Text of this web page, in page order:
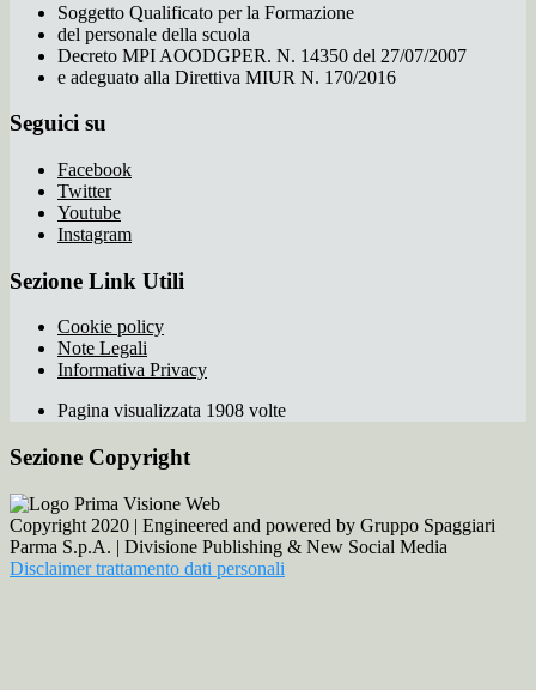
Soggetto Qualificato per la Formazione
del personale della scuola
Decreto MPI AOODGPER. N. 14350 del 27/07/2007
e adeguato alla Direttiva MIUR N. 170/2016
Seguici su
Facebook
Twitter
Youtube
Instagram
Sezione Link Utili
Cookie policy
Note Legali
Informativa Privacy
Pagina visualizzata 1908 volte
Sezione Copyright
Copyright 2020 | Engineered and powered by Gruppo Spaggiari
Parma S.p.A. | Divisione Publishing & New Social Media
Disclaimer trattamento dati personali